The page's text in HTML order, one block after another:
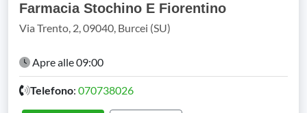
Farmacia Stochino E Fiorentino
Via Trento, 2, 09040, Burcei (SU)
Apre alle 09:00
Telefono: 070738026